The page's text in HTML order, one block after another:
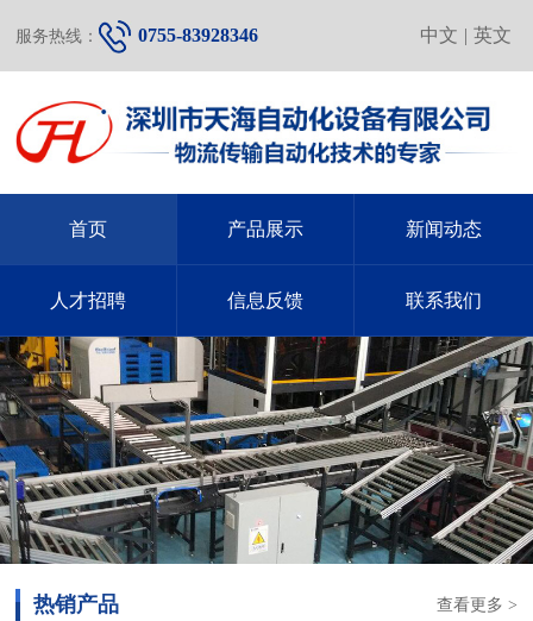
中文 | 英文
服务热线： 0755-83928346
首页 产品展示 新闻动态
人才招聘 信息反馈 联系我们
查看更多 >
热销产品